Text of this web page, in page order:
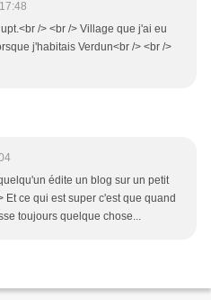
/> <br /> Village que j'ai eu
j'habitais Verdun<br /> <br />
édite un blog sur un petit
Et ce qui est super c'est que quand
toujours quelque chose...